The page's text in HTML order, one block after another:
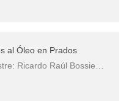
de negras africanas?
surrealista
al Óleo en Prados
Ricardo Raúl Bossie…